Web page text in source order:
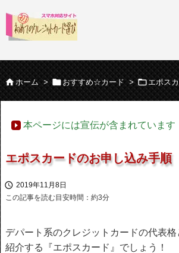
ホーム >  おすすめ☆カード > エポス
本ページには宣伝が含まれています
エポスカードのお申し込み手順
 2019年11月8日
この記事を読む目安時間：約3分
デパート系のクレジットカードの代表
紹介する『エポスカード』でしょう！